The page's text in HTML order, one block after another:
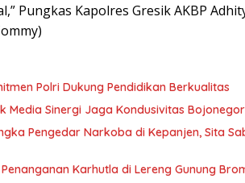
Pungkas Kapolres Gresik AKBP
Polri Dukung Pendidikan Berkualitas
Media Sinergi Jaga Kondusivitas
Pengedar Narkoba di Kepanjen, Sita
Karhutla di Lereng Gunung